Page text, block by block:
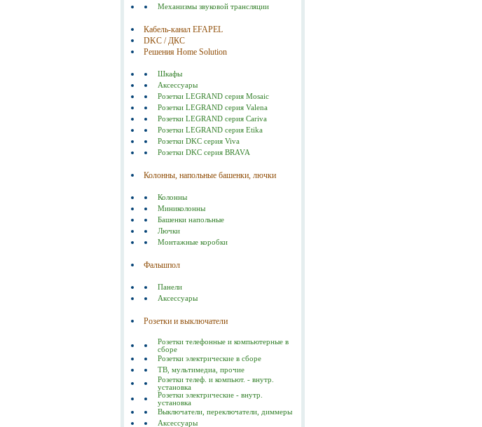
Механизмы звуковой трансляции
Кабель-канал EFAPEL
DKC / ДКС
Решения Home Solution
Шкафы
Аксессуары
Розетки LEGRAND серия Mosaic
Розетки LEGRAND серия Valena
Розетки LEGRAND серия Cariva
Розетки LEGRAND серия Etika
Розетки DKC серия Viva
Розетки DKC серия BRAVA
Колонны, напольные башенки, лючки
Колонны
Миниколонны
Башенки напольные
Лючки
Монтажные коробки
Фальшпол
Панели
Аксессуары
Розетки и выключатели
Розетки телефонные и компьютерные в
сборе
Розетки электрические в сборе
ТВ, мультимедиа, прочие
Розетки телеф. и компьют. - внутр.
установка
Розетки электрические - внутр.
установка
Выключатели, переключатели, диммеры
Аксессуары